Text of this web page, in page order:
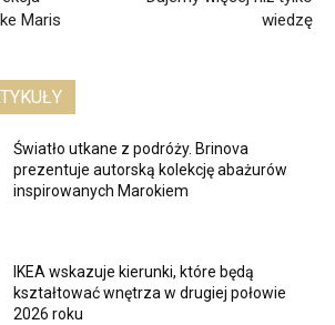
Maris
wiedzę
Światło utkane z podróży. Brinova
prezentuje autorską kolekcję abażurów
inspirowanych Marokiem
IKEA wskazuje kierunki, które będą
kształtować wnętrza w drugiej połowie
2026 roku